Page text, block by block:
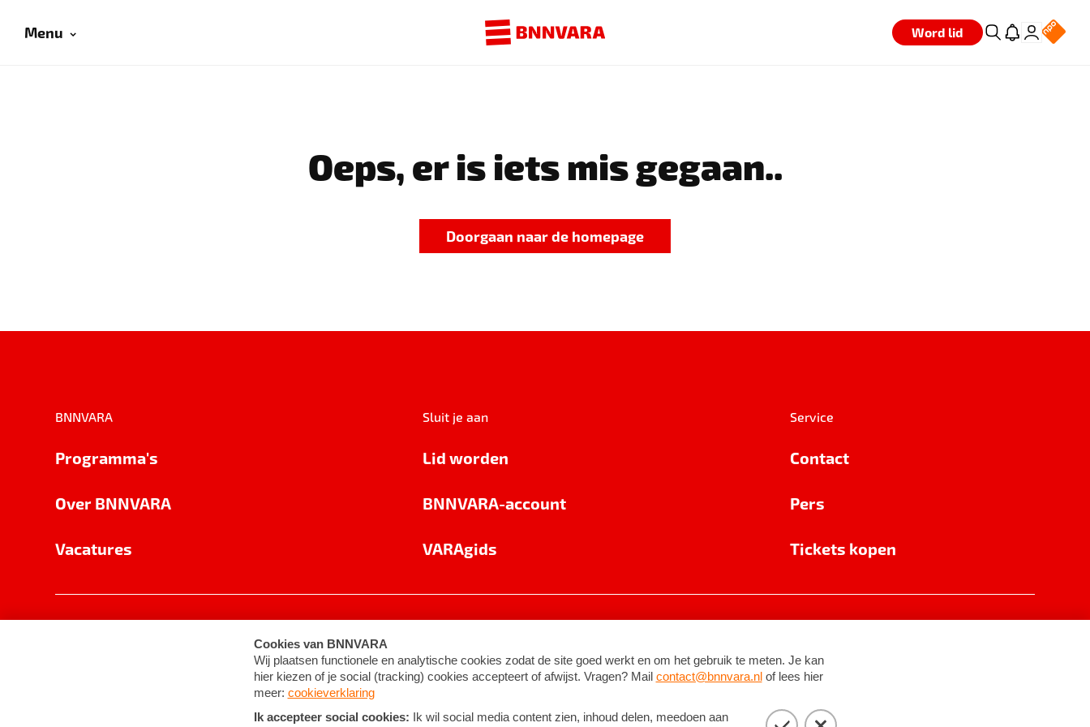
Menu Word lid
Oeps, er is iets mis gegaan..
Doorgaan naar de homepage
BNNVARA
Programma's
Over BNNVARA
Vacatures
Sluit je aan
Lid worden
BNNVARA-account
VARAgids
Service
Contact
Pers
Tickets kopen
Cookie-instellingen Algemene voorwaarden ©2026BNNVARA